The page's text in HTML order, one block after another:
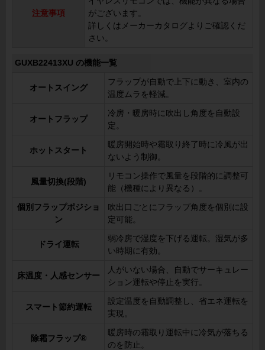
注意事項
がございます。
詳しくはメーカーカタログよりご確認くだ
さい。
GUXB22413XU の機能一覧
オートスイング
フラップが自動で上下に動き、室内の
温度ムラを軽減。
オートフラップ
冷房・暖房時に吹出し角度を自動設
定。
ホットスタート
暖房開始時や霜取り終了時に冷風が出
ないよう制御。
風量切換(段階)
リモコン操作で風量を段階的に調整可
能（機種により異なる）。
個別フラップポジショ
ン
吹出口ごとにフラップ角度を個別に設
定可能。
ドライ運転
弱冷房で湿度を下げる運転。湿気が多
い時期に有効。
床温度・人感センサー
人がいない場合、自動でサーキュレー
ション運転や停止を実行。
スマート節約運転
設定温度を自動調整し、省エネ運転を
実現。
除霜フラップ®
暖房時の霜取り運転中に冷気が落ちる
のを防止。